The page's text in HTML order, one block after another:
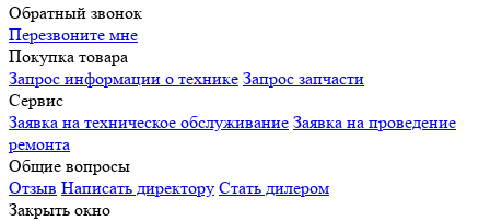
Обратный звонок
Перезвоните мне
Покупка товара
Запрос информации о технике Запрос запчасти
Сервис
Заявка на техническое обслуживание Заявка на проведение
ремонта
Общие вопросы
Отзыв Написать директору Стать дилером
Закрыть окно